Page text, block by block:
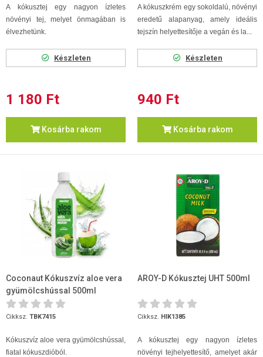
A kókusztej egy nagyon ízletes
növényi tej, melyet önmagában is
élvezhetünk.
Készleten
1 180 Ft
Kosárba rakom
A kókuszkrém egy sokoldalú, növényi
eredetű alapanyag, amely ideális
tejszín helyettesítője a vegán és la...
Készleten
940 Ft
Kosárba rakom
Coconaut Kókuszvíz aloe vera
gyümölcshússal 500ml
Cikksz. TBK7415
Kókuszvíz aloe vera gyümölcshússal,
fiatal kókuszdióból.
AROY-D Kókusztej UHT 500ml
Cikksz. HIK1385
A kókusztej egy nagyon ízletes
növényi tejhelyettesítő, amelyet akár